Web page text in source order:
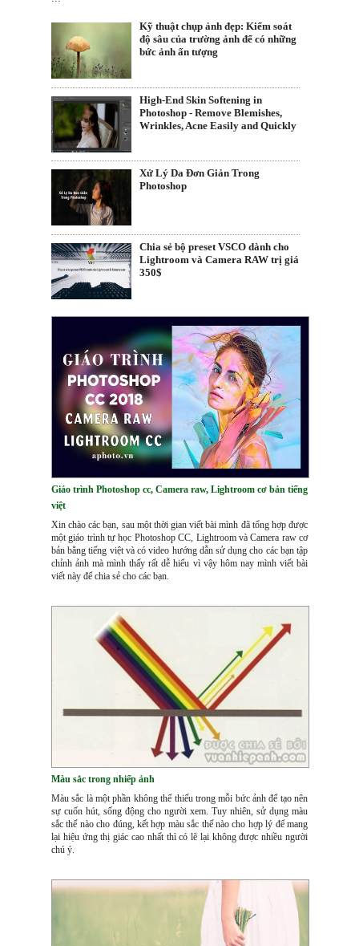
Kỹ thuật chụp ảnh đẹp: Kiểm soát
độ sâu của trường ảnh để có những
bức ảnh ấn tượng
High-End Skin Softening in
Photoshop - Remove Blemishes,
Wrinkles, Acne Easily and Quickly
Xử Lý Da Đơn Giản Trong
Photoshop
Chia sẻ bộ preset VSCO dành cho
Lightroom và Camera RAW trị giá
350$
Giáo trình Photoshop cc, Camera raw, Lightroom cơ bản tiếng
việt
Xin chào các bạn, sau một thời gian viết bài mình đã tổng hợp được
một giáo trình tự học Photoshop CC, Lightroom và Camera raw cơ
bản bằng tiếng việt và có video hướng dẫn sử dụng cho các bạn tập
chỉnh ảnh mà mình thấy rất dễ hiểu vì vậy hôm nay mình viết bài
viết này để chia sẻ cho các bạn.
Màu sắc trong nhiếp ảnh
Màu sắc là một phần không thể thiếu trong mỗi bức ảnh để tạo nên
sự cuốn hút, sống động cho người xem. Tuy nhiên, sử dụng màu
sắc thế nào cho đúng, kết hợp màu sắc thế nào cho hợp lý để mang
lại hiệu ứng thị giác cao nhất thì có lẽ lại không được nhiều người
chú ý.